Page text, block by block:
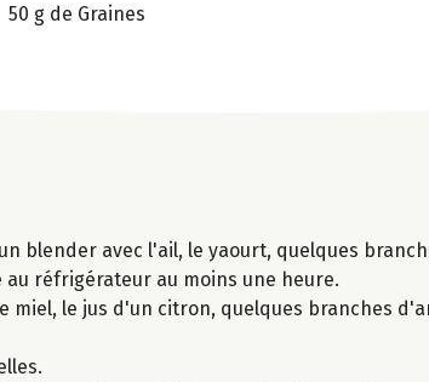
50 g de Graines
blender avec l'ail, le yaourt, quelques
réfrigérateur au moins une heure.
miel, le jus d'un citron, quelques branches